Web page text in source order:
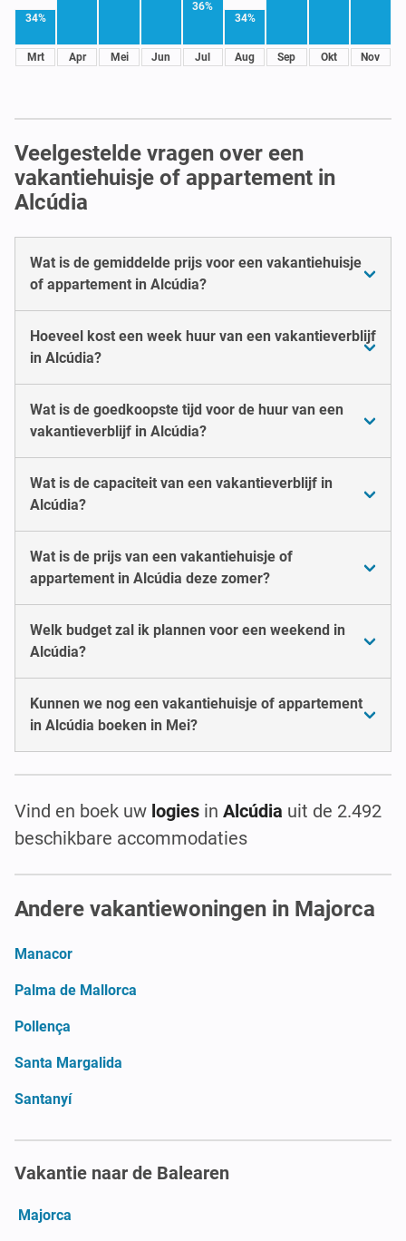
34%
Mrt Apr Mei Jun
36%
Jul
34%
Aug Sep Okt Nov
Veelgestelde vragen over een
vakantiehuisje of appartement in
Alcúdia
Wat is de gemiddelde prijs voor een vakantiehuisje
of appartement in Alcúdia?
Hoeveel kost een week huur van een vakantieverblijf
in Alcúdia?
Wat is de goedkoopste tijd voor de huur van een
vakantieverblijf in Alcúdia?
Wat is de capaciteit van een vakantieverblijf in
Alcúdia?
Wat is de prijs van een vakantiehuisje of
appartement in Alcúdia deze zomer?
Welk budget zal ik plannen voor een weekend in
Alcúdia?
Kunnen we nog een vakantiehuisje of appartement
in Alcúdia boeken in Mei?
Vind en boek uw logies in Alcúdia uit de 2.492
beschikbare accommodaties
Andere vakantiewoningen in Majorca
Manacor
Palma de Mallorca
Pollença
Santa Margalida
Santanyí
Vakantie naar de Balearen
Majorca